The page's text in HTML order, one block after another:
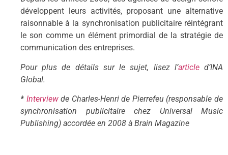
développent leurs activités, proposant une alternative
raisonnable à la synchronisation publicitaire réintégrant
le son comme un élément primordial de la stratégie de
communication des entreprises.
Pour plus de détails sur le sujet, lisez l’articled’INA
Global.
* Interviewde Charles-Henri de Pierrefeu (responsable de
synchronisation publicitaire chez Universal Music
Publishing) accordée en 2008 à Brain Magazine